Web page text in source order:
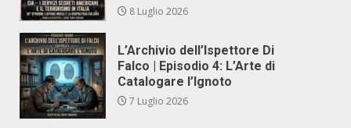
8 Luglio 2026
L’Archivio dell’Ispettore Di
Falco | Episodio 4: L’Arte di
Catalogare l’Ignoto
7 Luglio 2026